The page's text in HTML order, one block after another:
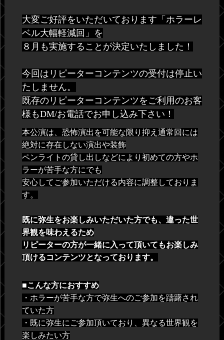
大変ご好評をいただいております「ホラーレ
ベル大幅軽減回」を
８月も実施することが決定いたしました！
今回はリピーターコンテンツの受付は停止い
たしません。
既存のリピーターコンテンツをご利用のお客
様もDM/お電話でお申し込み下さい！
本公演は、恐怖演出を可能な限り抑え通常回には
絶対に存在しない演出や装飾
ペンライトの貸し出しなどにより初めての方やホ
ラーが苦手な方にでも
安心してご参加いただける内容に調整しておりま
す。
既に弥生をお楽しみいただいた方でも、違った世
界観を味わえるため
リピーターの方が一緒に入って頂いてもお楽しみ
頂けるコンテンツとなっております。
■こんな方におすすめ
・ホラーが苦手な方で弥生へのご参加を躊躇され
ていた方
・既に弥生にご参加頂いており、異なる世界観を
楽しみたい方